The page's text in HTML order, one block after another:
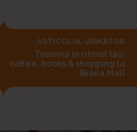
ARTICOLUL URMĂTOR
Toamna în ritmul tău:
coffee, books & shopping la
Brăila Mall